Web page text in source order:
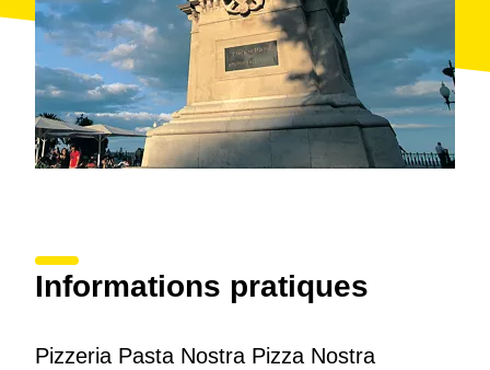
Informations pratiques
Pizzeria Pasta Nostra Pizza Nostra